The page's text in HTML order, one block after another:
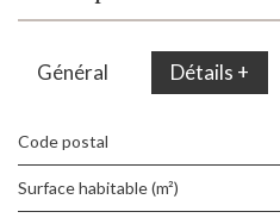
Général Détails +
Code postal
Surface habitable (m²)